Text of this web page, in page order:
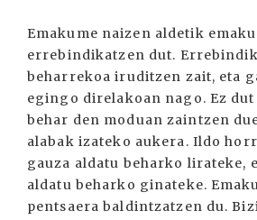
Emakume naizen aldetik
errebindikatzen dut.
beharrekoa iruditzen zait, eta
egingo direlakoan nago. Ez
behar den moduan zaintzen
alabak izateko aukera. Ildo
gauza aldatu beharko lirateke,
aldatu beharko ginateke.
pentsaera baldintzatzen du.